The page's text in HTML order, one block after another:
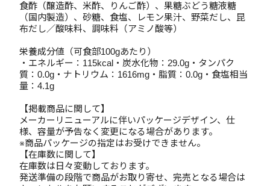
食酢（醸造酢、米酢、りんご酢）、果糖ぶどう糖液糖
（国内製造）、砂糖、食塩、レモン果汁、野菜だし、昆
布だし／酸味料、調味料（アミノ酸等）
栄養成分値（可食部100gあたり）
・エネルギー：115kcal・炭水化物：29.0g・タンパク
質：0.0g・ナトリウム：1616mg・脂質：0.0g・食塩相当
量：4.1g
【掲載商品に関して】
メーカーリニューアルに伴いパッケージデザイン、仕
様、容量が予告なく変更になる場合があります。
※商品パッケージの指定はお受けできません。
【在庫数に関して】
在庫数は日々変動しております。
発送準備の段階で商品がお取り寄せ、完売となる場合は